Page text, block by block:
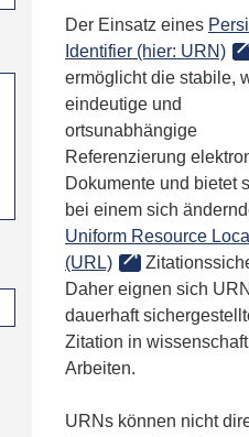
Der Einsatz eines
Identifier (hier: URN)
ermöglicht die stabile,
eindeutige und
ortsunabhängige
Referenzierung
Dokumente und bietet
bei einem sich
Uniform Resource
(URL)
Daher eignen sich
dauerhaft
Zitation in
Arbeiten.
URNs können nicht